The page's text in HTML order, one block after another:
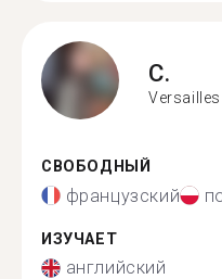
C.
Versailles
СВОБОДНЫЙ
французский
ИЗУЧАЕТ
английский